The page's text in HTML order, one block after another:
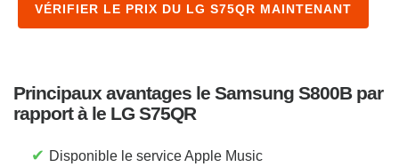
VÉRIFIER LE PRIX DU LG S75QR MAINTENANT
Principaux avantages le Samsung S800B par
rapport à le LG S75QR
✔ Disponible le service Apple Music